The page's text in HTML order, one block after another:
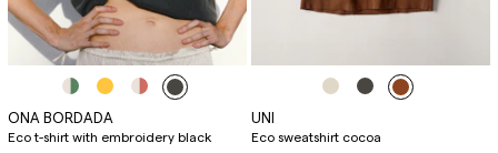
ONA BORDADA
Eco t-shirt with embroidery black
UNI
Eco sweatshirt cocoa